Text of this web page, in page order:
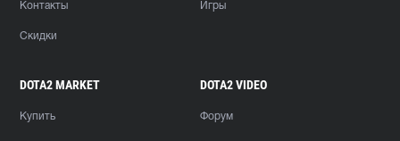
Контакты
Скидки
Игры
DOTA2 MARKET
Купить
DOTA2 VIDEO
Форум